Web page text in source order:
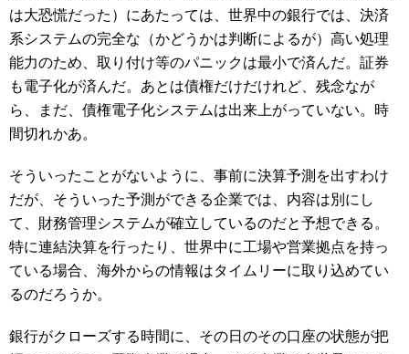
は大恐慌だった）にあたっては、世界中の銀行では、決済
系システムの完全な（かどうかは判断によるが）高い処理
能力のため、取り付け等のパニックは最小で済んだ。証券
も電子化が済んだ。あとは債権だけだけれど、残念なが
ら、まだ、債権電子化システムは出来上がっていない。時
間切れかあ。
そういったことがないように、事前に決算予測を出すわけ
だが、そういった予測ができる企業では、内容は別にし
て、財務管理システムが確立しているのだと予想できる。
特に連結決算を行ったり、世界中に工場や営業拠点を持っ
ている場合、海外からの情報はタイムリーに取り込めてい
るのだろうか。
銀行がクローズする時間に、その日のその口座の状態が把